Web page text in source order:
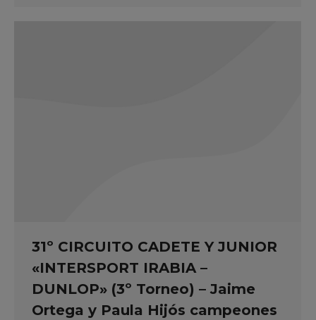
31º CIRCUITO CADETE Y JUNIOR
«INTERSPORT IRABIA –
DUNLOP» (3º Torneo) – Jaime
Ortega y Paula Hijós campeones